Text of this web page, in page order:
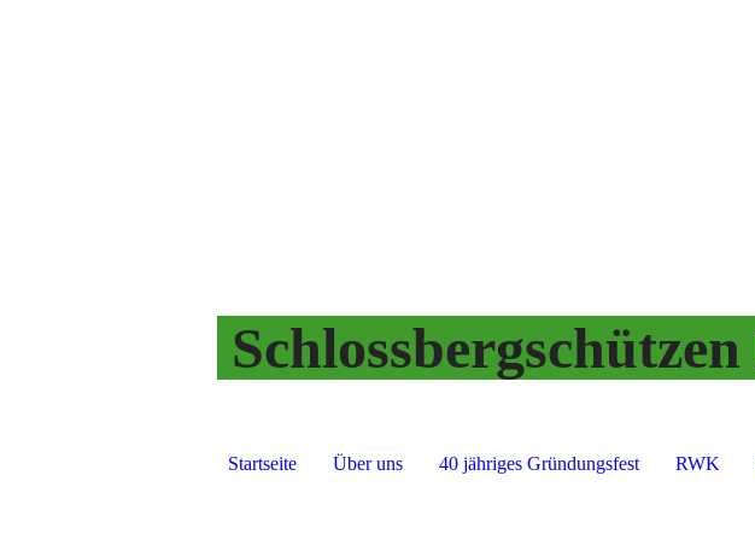
Schlossbergschützen
Startseite Über uns 40 jähriges Gründungsfest RWK